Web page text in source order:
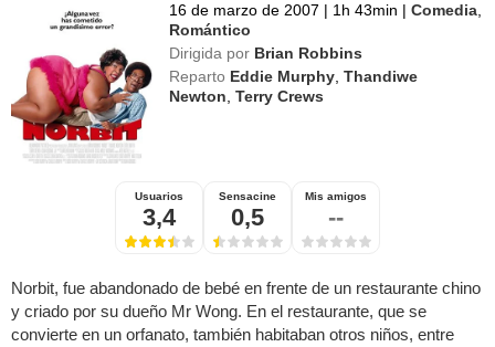
16 de marzo de 2007 | 1h 43min | Comedia
Romántico
Dirigida por Brian Robbins
Reparto Eddie Murphy ,Thandiwe
Newton ,Terry Crews
Usuarios
3,4
Sensacine
0,5
Mis amigos
--
Norbit, fue abandonado de bebé en frente de un restaurante chino
y criado por su dueño Mr Wong. En el restaurante, que se
convierte en un orfanato, también habitaban otros niños, entre